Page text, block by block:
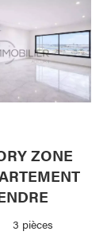
ZONE
3 pièces